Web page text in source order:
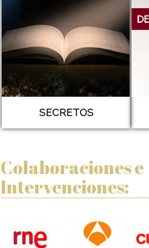
SECRETOS
Colaboraciones e
Intervenciones: